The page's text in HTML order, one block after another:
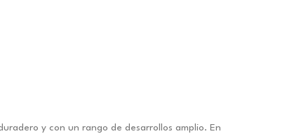
y con un rango de desarrollos amplio. En